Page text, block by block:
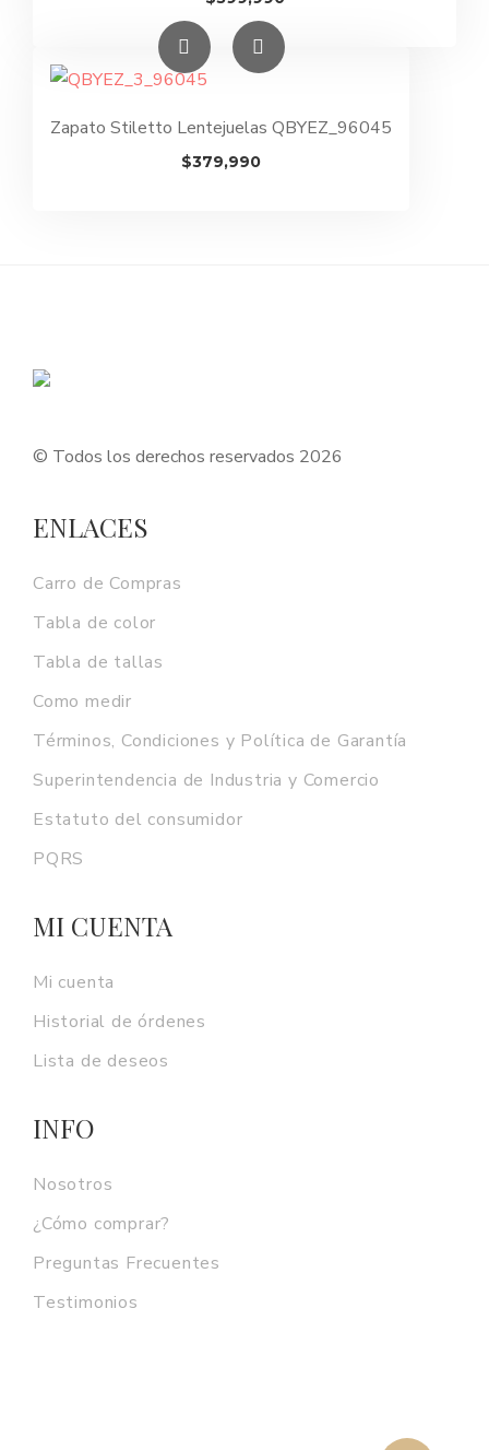
Zapato Stiletto Lentejuelas QBYEZ_96045
$379,990
© Todos los derechos reservados 2026
ENLACES
Carro de Compras
Tabla de color
Tabla de tallas
Como medir
Términos, Condiciones y Política de Garantía
Superintendencia de Industria y Comercio
Estatuto del consumidor
PQRS
MI CUENTA
Mi cuenta
Historial de órdenes
Lista de deseos
INFO
Nosotros
¿Cómo comprar?
Preguntas Frecuentes
Testimonios